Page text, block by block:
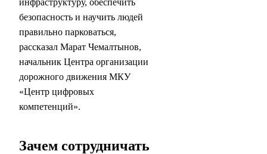
инфраструктуру, обеспечить
безопасность и научить людей
правильно парковаться,
рассказал Марат Чемалтынов,
начальник Центра организации
дорожного движения МКУ
«Центр цифровых
компетенций».
Зачем сотрудничать